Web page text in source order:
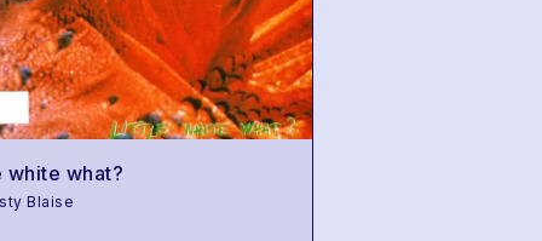
white what?
Blaise